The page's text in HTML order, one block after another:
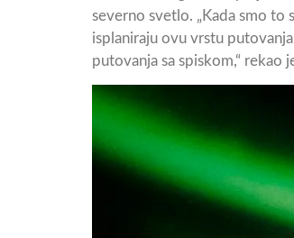
severno svetlo. „Kada smo
isplaniraju ovu vrstu
putovanja sa spiskom,“ rekao